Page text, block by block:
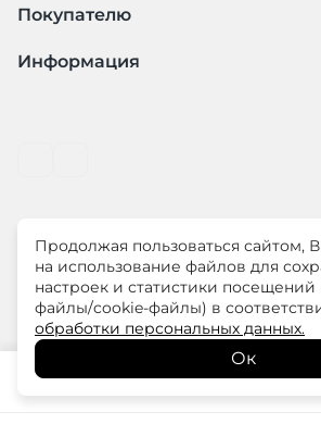
15 500₽
9 300₽
Покупателю
Информация
© ООО "ЛиМ Холдинг" 2026
ELISA.AND.ME – элегантная
современных женщин
Продолжая пользоваться сайтом,
на использование файлов для
настроек и статистики посещений
файлы/cookie-файлы) в
обработки персональных данных.
Ок